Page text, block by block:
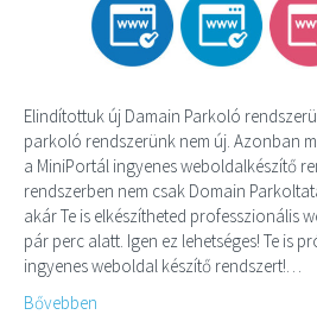
Elindítottuk új Damain Parkoló
parkoló rendszerünk nem új. Azonban
a MiniPortál ingyenes weboldalkészítő
rendszerben nem csak Domain
akár Te is elkészítheted professzionális
pár perc alatt. Igen ez lehetséges! Te is
ingyenes weboldal készítő rendszert!…
Bővebben